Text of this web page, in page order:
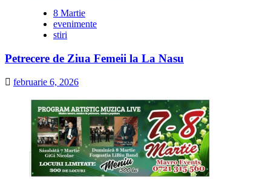
8 Martie
evenimente
stiri
Petrecere de Ziua Femeii la La Nasu
februarie 6, 2026